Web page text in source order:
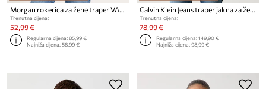
Morgan rokerica za žene traper VAMMY
Trenutna cijena:
52,99 €
Regularna cijena:85,99 €
Najniža cijena:58,99 €
Calvin Klein Jeans traper jakna za žene od pamuka
Trenutna cijena:
78,99 €
Regularna cijena:149,90 €
Najniža cijena:98,99 €